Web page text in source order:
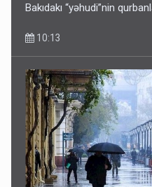
Bakıdakı “yəhudi”nin
10:13